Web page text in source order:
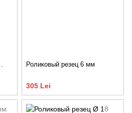
Роликовый резец 6 мм
305 Lei